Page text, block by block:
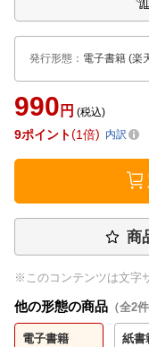
発行形態 ： 電子書籍 (楽
990 円 (税込)
9ポイント 1倍 内訳
商
※このコンテンツは文字
他の形態の商品 （全2件
電子書籍 紙書